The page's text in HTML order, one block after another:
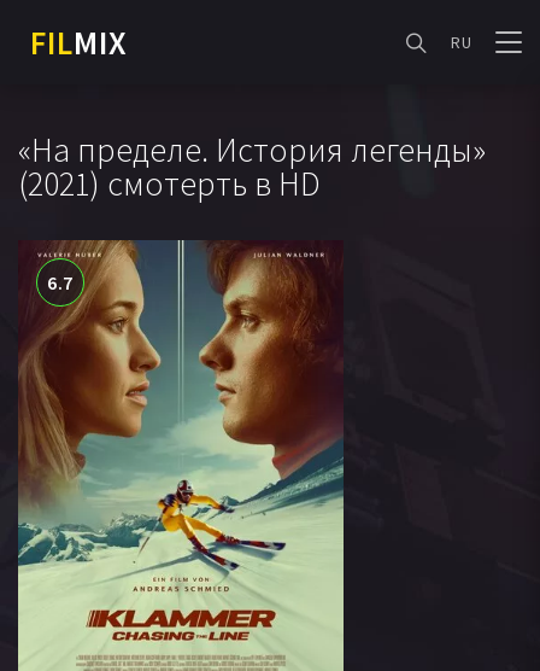
FILMIX RU
«На пределе. История легенды»
(2021) смотерть в HD
6.7